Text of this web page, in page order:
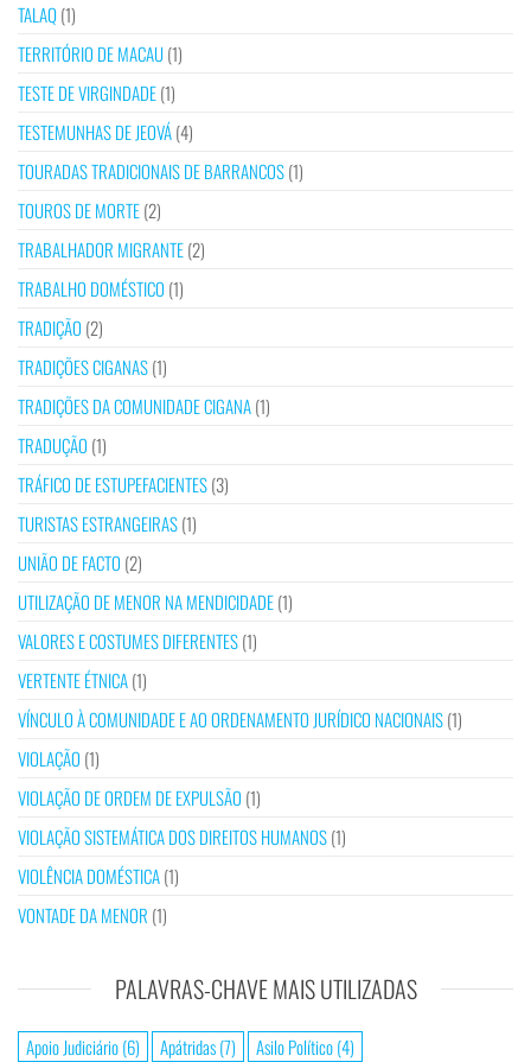
TALAQ(1)
TERRITÓRIO DE MACAU(1)
TESTE DE VIRGINDADE(1)
TESTEMUNHAS DE JEOVÁ(4)
TOURADAS TRADICIONAIS DE BARRANCOS(1)
TOUROS DE MORTE(2)
TRABALHADOR MIGRANTE(2)
TRABALHO DOMÉSTICO (1)
TRADIÇÃO (2)
TRADIÇÕES CIGANAS(1)
TRADIÇÕES DA COMUNIDADE CIGANA(1)
TRADUÇÃO (1)
TRÁFICO DE ESTUPEFACIENTES(3)
TURISTAS ESTRANGEIRAS(1)
UNIÃO DE FACTO (2)
UTILIZAÇÃO DE MENOR NA MENDICIDADE(1)
VALORES E COSTUMES DIFERENTES(1)
VERTENTE ÉTNICA(1)
VÍNCULO À COMUNIDADE E AO ORDENAMENTO JURÍDICO NACIONAIS(1)
VIOLAÇÃO (1)
VIOLAÇÃO DE ORDEM DE EXPULSÃO (1)
VIOLAÇÃO SISTEMÁTICA DOS DIREITOS HUMANOS(1)
VIOLÊNCIA DOMÉSTICA(1)
VONTADE DA MENOR (1)
PALAVRAS-CHAVE MAIS UTILIZADAS
Apoio Judiciário(6) Apátridas(7) Asilo Político(4)